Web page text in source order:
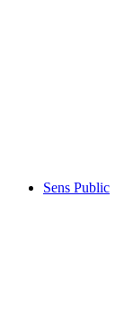
Sens Public